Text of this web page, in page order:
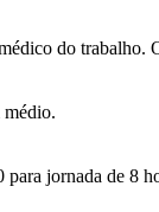
do trabalho.
médio.
jornada de 8